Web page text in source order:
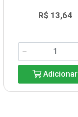
R$ 13,64
Adicionar